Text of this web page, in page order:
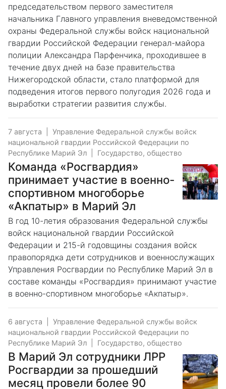
председательством первого заместителя
начальника Главного управления вневедомственной
охраны Федеральной службы войск национальной
гвардии Российской Федерации генерал-майора
полиции Александра Парфенчика, проходившее в
течение двух дней на базе правительства
Нижегородской области, стало платформой для
подведения итогов первого полугодия 2026 года и
выработки стратегии развития службы.
7 августа
Управление Федеральной службы войск
национальной гвардии Российской Федерации по
Республике Марий Эл
Государство, общество
Команда «Росгвардия»
принимает участие в военно-
спортивном многоборье
«Акпатыр» в Марий Эл
В год 10-летия образования Федеральной службы
войск национальной гвардии Российской
Федерации и 215-й годовщины создания войск
правопорядка дети сотрудников и военнослужащих
Управления Росгвардии по Республике Марий Эл в
составе команды «Росгвардия» принимают участие
в военно-спортивном многоборье «Акпатыр».
6 августа
Управление Федеральной службы войск
национальной гвардии Российской Федерации по
Республике Марий Эл
Государство, общество
В Марий Эл сотрудники ЛРР
Росгвардии за прошедший
месяц провели более 90